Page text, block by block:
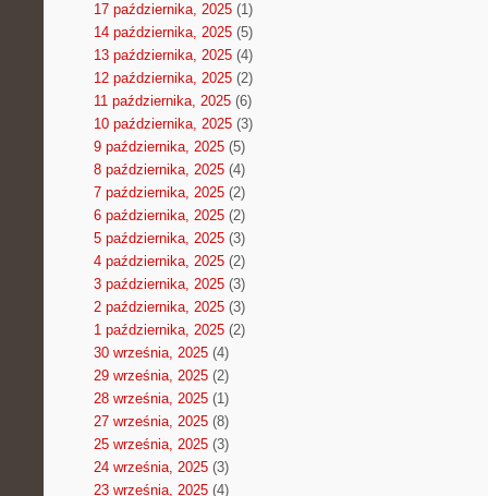
17 października, 2025(1)
14 października, 2025(5)
13 października, 2025(4)
12 października, 2025(2)
11 października, 2025(6)
10 października, 2025(3)
9 października, 2025(5)
8 października, 2025(4)
7 października, 2025(2)
6 października, 2025(2)
5 października, 2025(3)
4 października, 2025(2)
3 października, 2025(3)
2 października, 2025(3)
1 października, 2025(2)
30 września, 2025(4)
29 września, 2025(2)
28 września, 2025(1)
27 września, 2025(8)
25 września, 2025(3)
24 września, 2025(3)
23 września, 2025(4)